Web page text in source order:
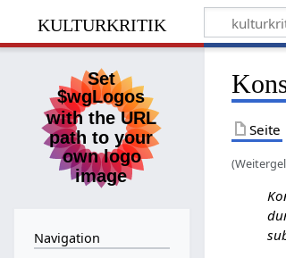
kulturkritik
Seite
Navigation